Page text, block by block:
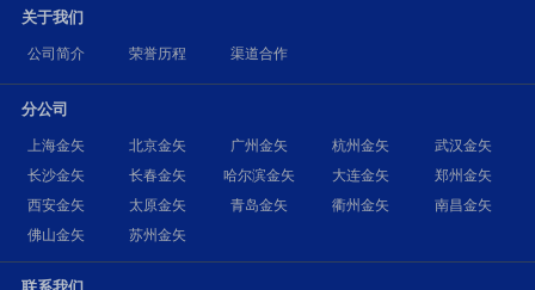
关于我们
公司简介 荣誉历程 渠道合作
分公司
上海金矢 北京金矢 广州金矢 杭州金矢
武汉金矢
长沙金矢
长春金矢 哈尔滨金矢 大连金矢
郑州金矢
西安金矢
太原金矢 青岛金矢 衢州金矢
南昌金矢
佛山金矢
苏州金矢